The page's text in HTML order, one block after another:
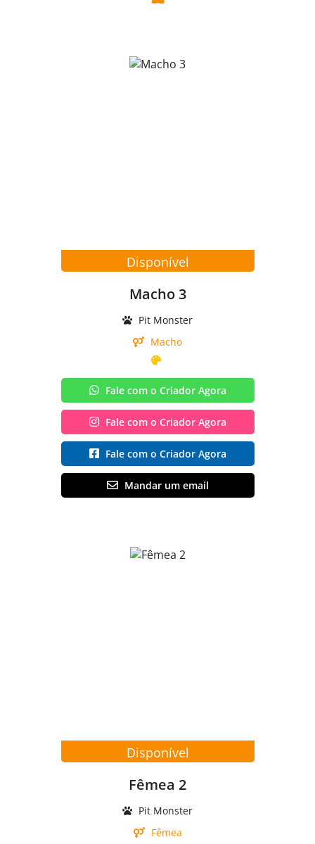
Disponível
Macho 3
Pit Monster
Macho
Fale com o Criador Agora
Fale com o Criador Agora
Fale com o Criador Agora
Mandar um email
Disponível
Fêmea 2
Pit Monster
Fêmea